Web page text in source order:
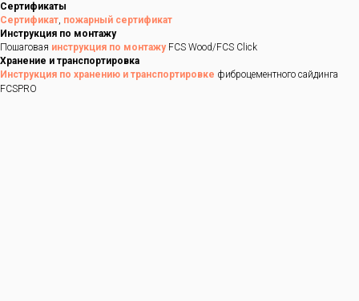
Сертификаты
Сертификат, пожарный сертификат
Инструкция по монтажу
Пошаговая инструкция по монтажуFCS Wood/FCS Click
Хранение и транспортировка
Инструкция по хранению и транспортировке фиброцементного сайдинга
FCSPRO